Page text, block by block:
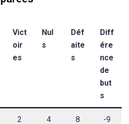
Vict
oir
es
Nul
s
Déf
aite
s
Diff
ére
nce
de
but
s
2 4 8 -9